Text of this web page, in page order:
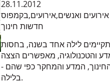
28.11.2012
אירועים ואנשים,אירועים,בקמפוס
חדשות חינוך
לילה אחד בשנה, בחסות
והטכנולוגיה, מאפשרים הצצה
המדע והמחקר כפי שהם -
בלילה.